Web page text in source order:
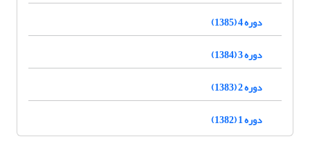
دوره 4 (1385)
دوره 3 (1384)
دوره 2 (1383)
دوره 1 (1382)